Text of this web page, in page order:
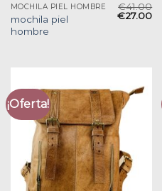
MOCHILA PIEL HOMBRE
mochila piel
hombre
€41.00
€27.00
¡Oferta!